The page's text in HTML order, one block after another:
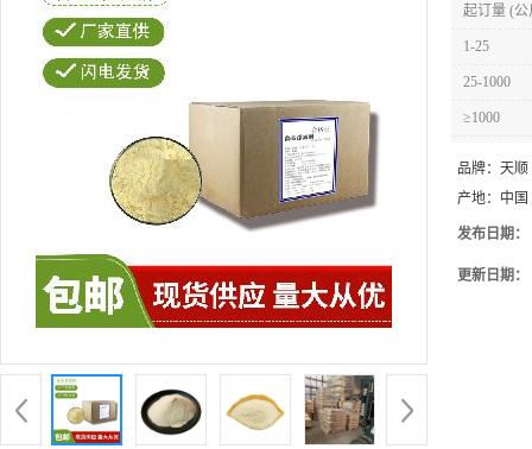
起订量 (公
1-25
25-1000
≥1000
品牌： 天顺
产地： 中国
发布日期：
更新日期：